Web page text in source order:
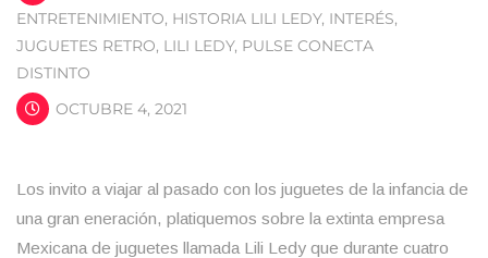
ENTRETENIMIENTO, HISTORIA LILI LEDY, INTERÉS,
JUGUETES RETRO, LILI LEDY, PULSE CONECTA
DISTINTO
OCTUBRE 4, 2021
Los invito a viajar al pasado con los juguetes de la infancia de
una gran eneración, platiquemos sobre la extinta empresa
Mexicana de juguetes llamada Lili Ledy que durante cuatro